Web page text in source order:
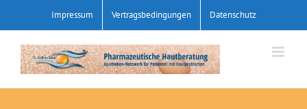
springen
Impressum Vertragsbedingungen Datenschutz